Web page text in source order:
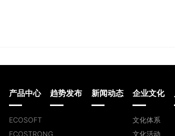
产品中心
ECOSOFT
ECOSTRONG
趋势发布 新闻动态 企业文化
文化体系
文化活动